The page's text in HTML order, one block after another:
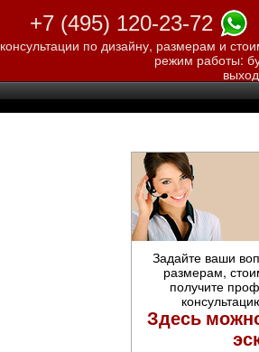
+7 (495) 120-23-72
консультации по дизайну, размерам и
режим работы:
Задайте ваши
размерам,
получите
Здесь